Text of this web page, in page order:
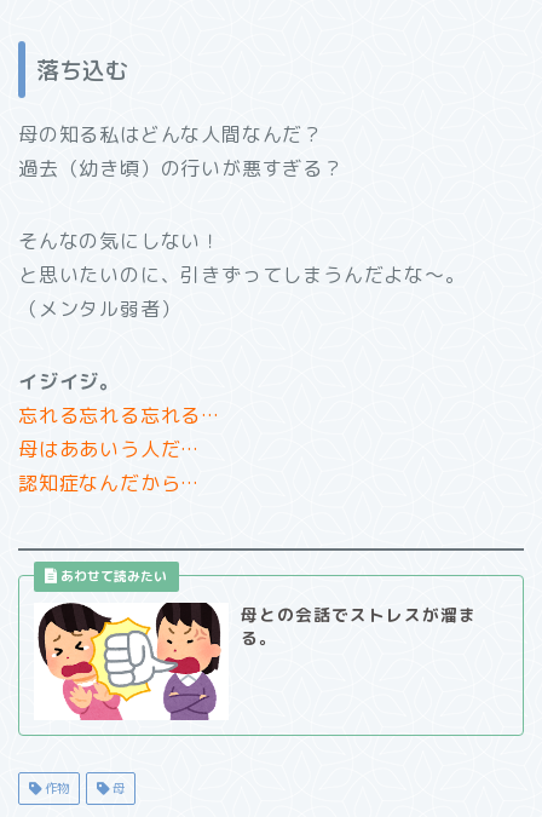
落ち込む
母の知る私はどんな人間なんだ？
過去（幼き頃）の行いが悪すぎる？
そんなの気にしない！
と思いたいのに、引きずってしまうんだよな～。
（メンタル弱者）
イジイジ。
忘れる忘れる忘れる…
母はああいう人だ…
認知症なんだから…
母との会話でストレスが溜ま
る。
作物 母